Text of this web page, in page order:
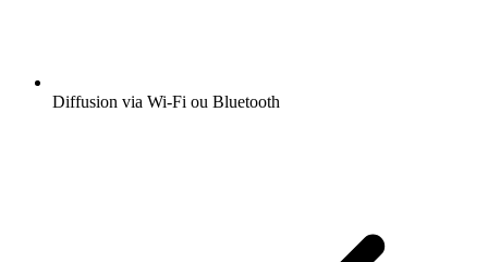
Diffusion via Wi-Fi ou Bluetooth